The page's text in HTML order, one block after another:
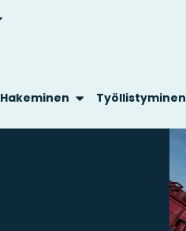
Hakeminen Työllistyminen